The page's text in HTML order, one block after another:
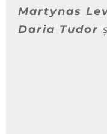
Martynas
Daria Tudor